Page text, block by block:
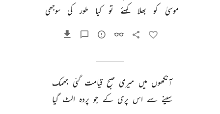
موسیٰ
کو بھلا کہئے تو کیا طور کی سوجھی
آنکھوں میں میری صبح قیامت گئی جھمک
سینے سے اس پری کے جو پردہ الٹ گیا